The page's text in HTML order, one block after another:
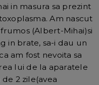
in masura sa prezint
Am nascut
(Albert-Mihai)si
in brate, sa-i dau un
am fost nevoita sa
lui de la aparatele
2 zile(avea